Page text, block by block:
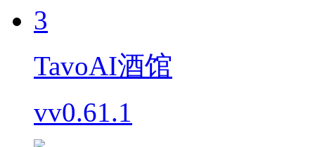
3
TavoAI酒馆
vv0.61.1